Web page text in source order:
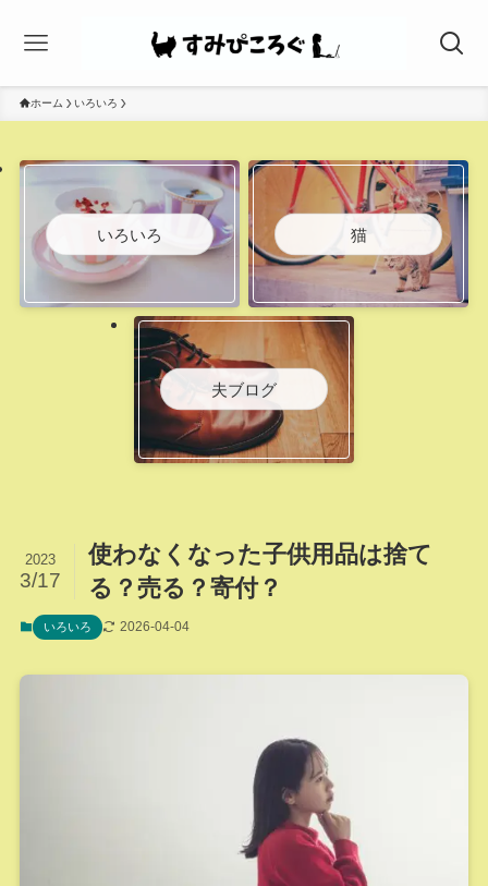
ホーム いろいろ
いろいろ 猫
夫ブログ
使わなくなった子供用品は捨て
る？売る？寄付？
2023
3/17
いろいろ 2026-04-04